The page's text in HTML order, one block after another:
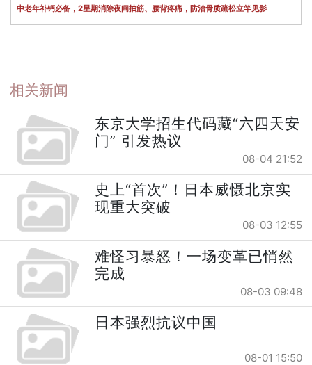
中老年补钙必备，2星期消除夜间抽筋、腰背疼痛，防治骨质疏松立竿见影
相关新闻
东京大学招生代码藏“六四天安
门” 引发热议
08-04 21:52
史上“首次”！日本威慑北京实
现重大突破
08-03 12:55
难怪习暴怒！一场变革已悄然
完成
08-03 09:48
日本强烈抗议中国
08-01 15:50